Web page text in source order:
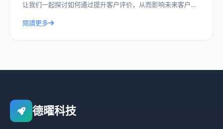
让我们一起探讨如何通过提升客户评价，从而影响未来客户的
閱讀更多
德曜科技